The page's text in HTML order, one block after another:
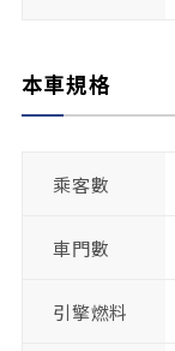
本車規格
乘客數
車門數
引擎燃料